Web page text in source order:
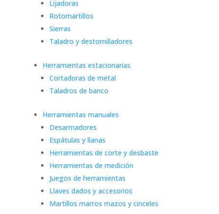
Lijadoras
Rotomartillos
Sierras
Taladro y destornilladores
Herramientas estacionarias
Cortadoras de metal
Taladros de banco
Herramientas manuales
Desarmadores
Espátulas y llanas
Herramientas de corte y desbaste
Herramientas de medición
Juegos de herramientas
Llaves dados y accesorios
Martillos marros mazos y cinceles